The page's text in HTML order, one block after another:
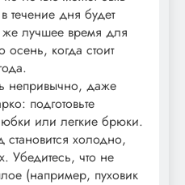
течение дня будет
же лучшее время для
осень, когда стоит
непривычно, даже
подготовьте
или легкие брюки.
холодно,
Убедитесь, что не
(например, пуховик